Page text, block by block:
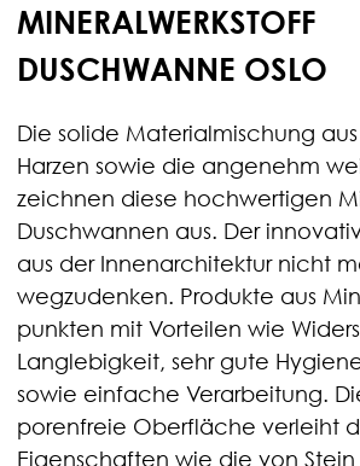
MINERALWERKSTOFF
DUSCHWANNE OSLO
Die solide Materialmischung
Harzen sowie die angenehm
zeichnen diese hochwertigen
Duschwannen aus. Der
aus der Innenarchitektur nicht
wegzudenken. Produkte aus
punkten mit Vorteilen wie
Langlebigkeit, sehr gute
sowie einfache Verarbeitung.
porenfreie Oberfläche verleiht
Eigenschaften wie die von